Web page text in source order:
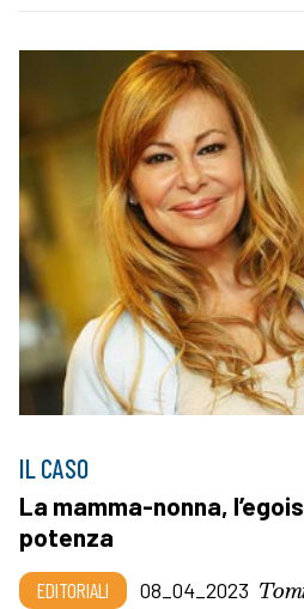
IL CASO
La mamma-nonna,
potenza
EDITORIALI 08_04_2023